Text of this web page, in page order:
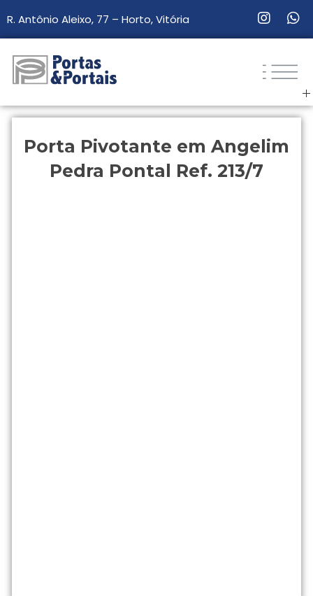
R. Antônio Aleixo, 77 – Horto, Vitória
Porta Pivotante em Angelim
Pedra Pontal Ref. 213/7